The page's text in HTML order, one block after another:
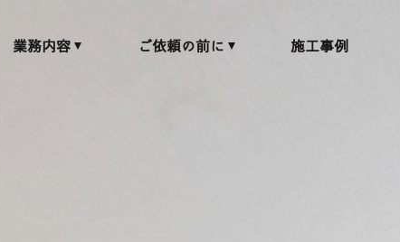
業務内容 ご依頼の前に 施工事例